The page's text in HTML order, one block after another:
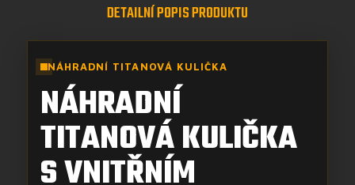
DETAILNÍ POPIS PRODUKTU
NÁHRADNÍ TITANOVÁ KULIČKA
NÁHRADNÍ
TITANOVÁ KULIČKA
S VNITŘNÍM